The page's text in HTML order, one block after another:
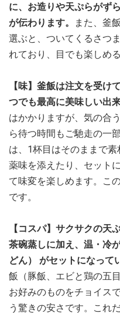
に、お造りや天ぷらがず
が伝わります。
また、釜
選ぶと、ついてくるさつ
れており、目でも楽しめ
【味】釜飯は注文を受け
つでも最高に美味しい出
はかかりますが、気の合
ら待つ時間もご馳走の一
は、1杯目はそのままで
薬味を添えたり、セット
て味変を楽しめます。こ
です。
【コスパ】サクサクの天
茶碗蒸しに加え、温・冷
どん） がセットになって
飯（豚飯、エビと鶏の五
お好みのものをチョイス
う驚きの安さです。これ